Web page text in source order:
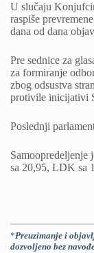
U slučaju
raspiše
dana od dana
Pre sednice za
za formiranje
zbog odsustva
protivile inicijativi
Poslednji
Samoopredeljenje
sa 20,95, LDK sa
*Preuzimanje i
dozvoljeno bez